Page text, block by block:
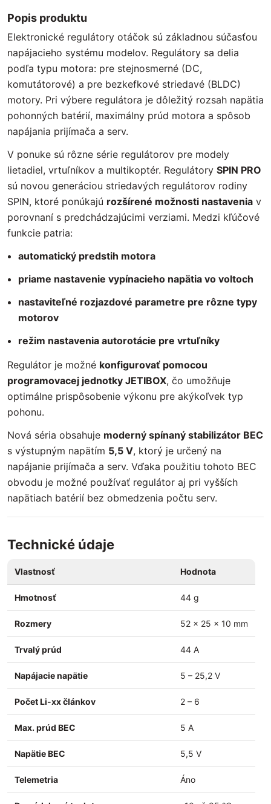
Popis produktu
Elektronické regulátory otáčok sú základnou súčasťou
napájacieho systému modelov. Regulátory sa delia
podľa typu motora: pre stejnosmerné (DC,
komutátorové) a pre bezkefkové striedavé (BLDC)
motory. Pri výbere regulátora je dôležitý rozsah napätia
pohonných batérií, maximálny prúd motora a spôsob
napájania prijímača a serv.
V ponuke sú rôzne série regulátorov pre modely
lietadiel, vrtuľníkov a multikoptér. Regulátory SPIN PRO
sú novou generáciou striedavých regulátorov rodiny
SPIN, ktoré ponúkajú rozšírené možnosti nastavenia v
porovnaní s predchádzajúcimi verziami. Medzi kľúčové
funkcie patria:
automatický predstih motora
priame nastavenie vypínacieho napätia vo voltoch
nastaviteľné rozjazdové parametre pre rôzne typy
motorov
režim nastavenia autorotácie pre vrtuľníky
Regulátor je možné konfigurovať pomocou
programovacej jednotky JETIBOX, čo umožňuje
optimálne prispôsobenie výkonu pre akýkoľvek typ
pohonu.
Nová séria obsahuje moderný spínaný stabilizátor BEC
s výstupným napätím 5,5 V, ktorý je určený na
napájanie prijímača a serv. Vďaka použitiu tohoto BEC
obvodu je možné používať regulátor aj pri vyšších
napätiach batérií bez obmedzenia počtu serv.
Technické údaje
Vlastnosť Hodnota
Hmotnosť 44 g
Rozmery 52 × 25 × 10 mm
Trvalý prúd 44 A
Napájacie napätie 5 – 25,2 V
Počet Li-xx článkov 2 – 6
Max. prúd BEC 5 A
Napätie BEC 5,5 V
Telemetria Áno